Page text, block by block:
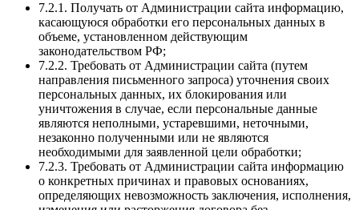
7.2.1. Получать от Администрации сайта информацию,
касающуюся обработки его персональных данных в
объеме, установленном действующим
законодательством РФ;
7.2.2. Требовать от Администрации сайта (путем
направления письменного запроса) уточнения своих
персональных данных, их блокирования или
уничтожения в случае, если персональные данные
являются неполными, устаревшими, неточными,
незаконно полученными или не являются
необходимыми для заявленной цели обработки;
7.2.3. Требовать от Администрации сайта информацию
о конкретных причинах и правовых основаниях,
определяющих невозможность заключения, исполнения,